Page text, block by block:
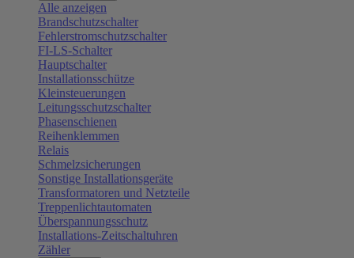
Alle anzeigen
Brandschutzschalter
Fehlerstromschutzschalter
FI-LS-Schalter
Hauptschalter
Installationsschütze
Kleinsteuerungen
Leitungsschutzschalter
Phasenschienen
Reihenklemmen
Relais
Schmelzsicherungen
Sonstige Installationsgeräte
Transformatoren und Netzteile
Treppenlichtautomaten
Überspannungsschutz
Installations-Zeitschaltuhren
Zähler